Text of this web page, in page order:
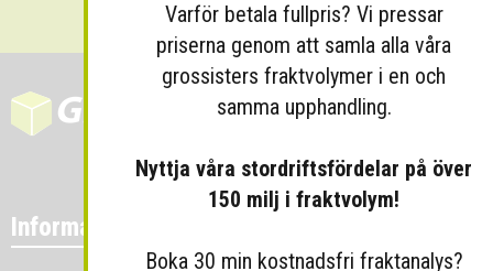
Information
Varför betala fullpris? Vi pressar
priserna genom att samla alla våra
grossisters fraktvolymer i en och
samma upphandling.
Nyttja våra stordriftsfördelar på över
150 milj i fraktvolym!
Boka 30 min kostnadsfri fraktanalys?